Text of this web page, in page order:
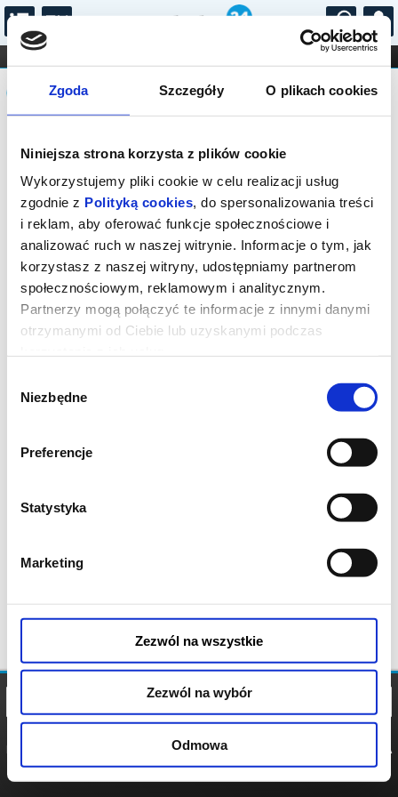
Zgoda Szczegóły O plikach cookies
Niniejsza strona korzysta z plików cookie
Wykorzystujemy pliki cookie w celu realizacji usług
zgodnie z Polityką cookies, do spersonalizowania treści
i reklam, aby oferować funkcje społecznościowe i
analizować ruch w naszej witrynie. Informacje o tym, jak
korzystasz z naszej witryny, udostępniamy partnerom
społecznościowym, reklamowym i analitycznym.
Partnerzy mogą połączyć te informacje z innymi danymi
otrzymanymi od Ciebie lub uzyskanymi podczas
zgody
Niezbędne
Preferencje
Statystyka
Marketing
Zezwól na wszystkie
Zezwól na wybór
Odmowa
...
FILHARMONIA OPERA I BALET
STAND-UP
DLA DZIECI
Komunikat
Sprzedaż biletów on-line na wydarzenie
została zakończona.
POLITYKA
POLITYKA